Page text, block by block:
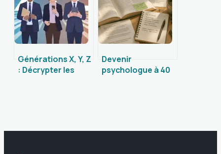
Générations X, Y, Z
: Décrypter les
Devenir
psychologue à 40